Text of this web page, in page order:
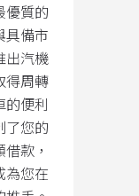
優質的
具備市
出汽機
得周轉
的便利
了您的
款，
為您在